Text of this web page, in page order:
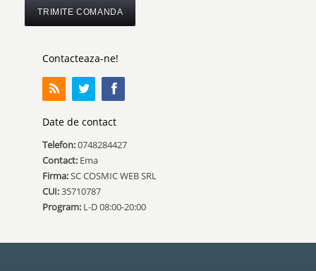
Contacteaza-ne!
Date de contact
Telefon:0748284427
Contact: Ema
Firma:SC COSMIC WEB SRL
CUI:35710787
Program: L-D 08:00-20:00